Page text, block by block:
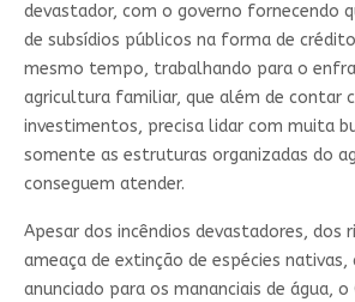
devastador, com o governo fornecendo
de subsídios públicos na forma de
mesmo tempo, trabalhando para o
agricultura familiar, que além de contar
investimentos, precisa lidar com muita
somente as estruturas organizadas do
conseguem atender.
Apesar dos incêndios devastadores, dos
ameaça de extinção de espécies
anunciado para os mananciais de água, o